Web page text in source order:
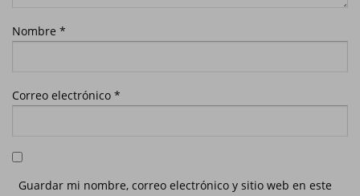
Nombre *
Correo electrónico *
Guardar mi nombre, correo electrónico y sitio web en este